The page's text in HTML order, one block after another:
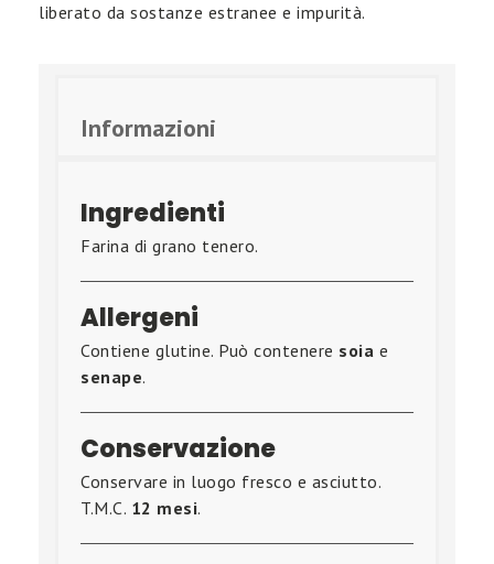
liberato da sostanze estranee e impurità.
Informazioni
Ingredienti
Farina di grano tenero.
Allergeni
Contiene glutine. Può contenere soia e
senape.
Conservazione
Conservare in luogo fresco e asciutto.
T.M.C. 12 mesi.